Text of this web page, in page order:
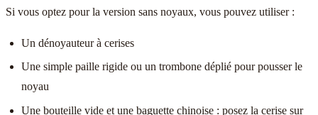
Si vous optez pour la version sans noyaux, vous pouvez utiliser :
Un dénoyauteur à cerises
Une simple paille rigide ou un trombone déplié pour pousser le
noyau
Une bouteille vide et une baguette chinoise : posez la cerise sur